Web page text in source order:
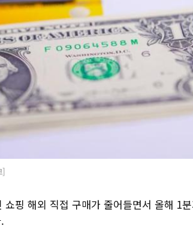
]
핑 해외 직접 구매가 줄어들면서 올해 1